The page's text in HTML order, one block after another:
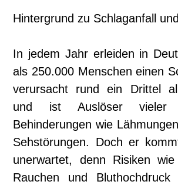
Hintergrund zu Schlaganfall
In jedem Jahr erleiden in
als 250.000 Menschen einen
verursacht rund ein Drittel
und ist Auslöser vieler
Behinderungen wie
Sehstörun­gen. Doch er
unerwartet, denn Risiken wie
Rauchen und Bluthochdruck